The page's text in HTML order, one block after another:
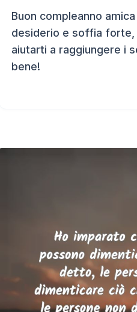
Buon compleanno
desiderio e soffia forte,
aiutarti a raggiungere i
bene!